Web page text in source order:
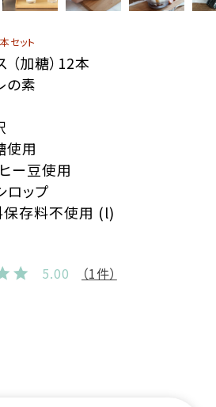
セット
（加糖）12本
の素
使用
ー豆使用
ロップ
存料不使用 (l)
5.00 （1件）